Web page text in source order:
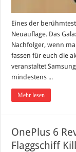
Eines der
Neuauflage. Das
Nachfolger, wenn
fassen für euch die
veranstaltet
mindestens ...
Mehr lesen
OnePlus 6
Flaggschiff